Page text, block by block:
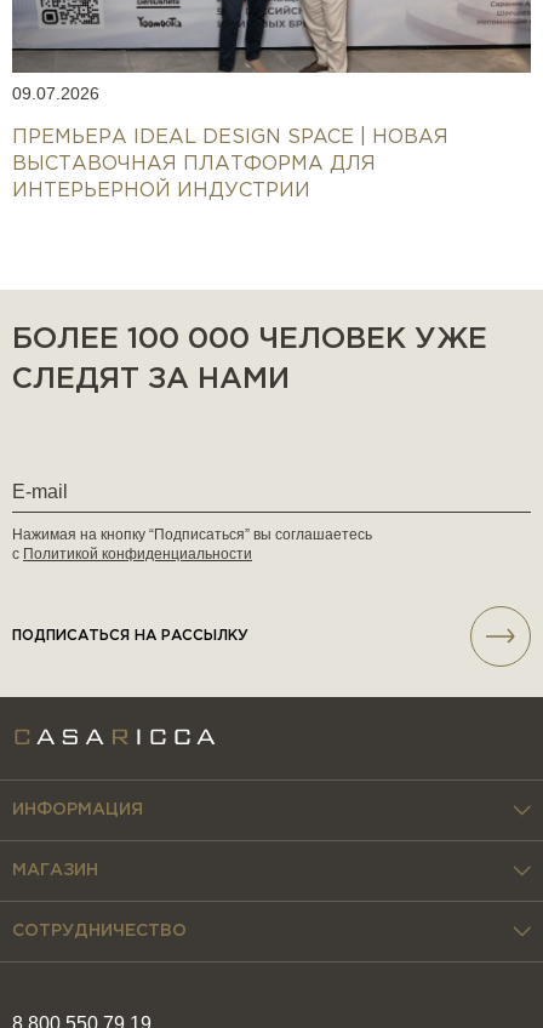
09.07.2026
ПРЕМЬЕРА IDEAL DESIGN SPACE | НОВАЯ
ВЫСТАВОЧНАЯ ПЛАТФОРМА ДЛЯ
ИНТЕРЬЕРНОЙ ИНДУСТРИИ
БОЛЕЕ 100 000 ЧЕЛОВЕК УЖЕ
СЛЕДЯТ ЗА НАМИ
Нажимая на кнопку “Подписаться” вы соглашаетесь
с Политикой конфиденциальности
ПОДПИСАТЬСЯ НА РАССЫЛКУ
8 800 550 79 19
ИНФОРМАЦИЯ
МАГАЗИН
СОТРУДНИЧЕСТВО